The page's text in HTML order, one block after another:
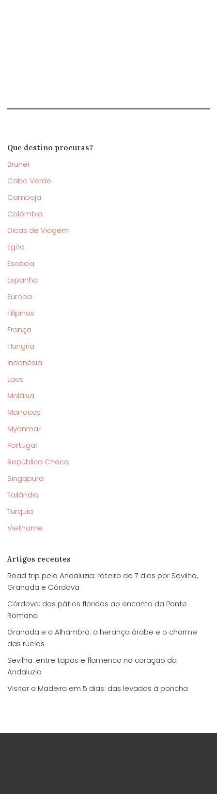
Que destino procuras?
Brunei
Cabo Verde
Camboja
Colômbia
Dicas de Viagem
Egito
Escócia
Espanha
Europa
Filipinas
França
Hungria
Indonésia
Laos
Malásia
Marrocos
Myanmar
Portugal
República Checa
Singapura
Tailândia
Turquia
Vietname
Artigos recentes
Road trip pela Andaluzia: roteiro de 7 dias por Sevilha,
Granada e Córdova
Córdova: dos pátios floridos ao encanto da Ponte
Romana
Granada e a Alhambra: a herança árabe e o charme
das ruelas
Sevilha: entre tapas e flamenco no coração da
Andaluzia
Visitar a Madeira em 5 dias: das levadas à poncha